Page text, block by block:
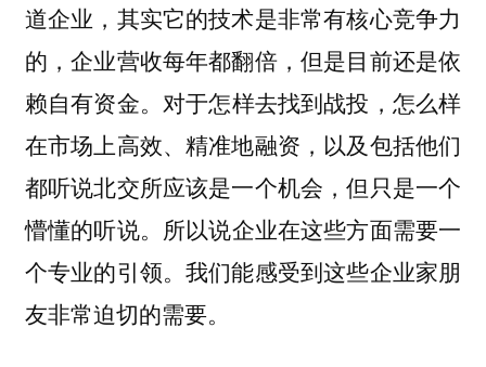
道企业，其实它的技术是非常有核心竞争力
的，企业营收每年都翻倍，但是目前还是依
赖自有资金。 对于怎样去找到战投，怎么样
在市场上高效、精准地融资，以及包括他们
都听说北交所应该是一个机会，但只是一个
懵懂的听说。 所以说企业在这些方面需要一
个专业的引领。我们能感受到这些企业家朋
友非常迫切的需要。